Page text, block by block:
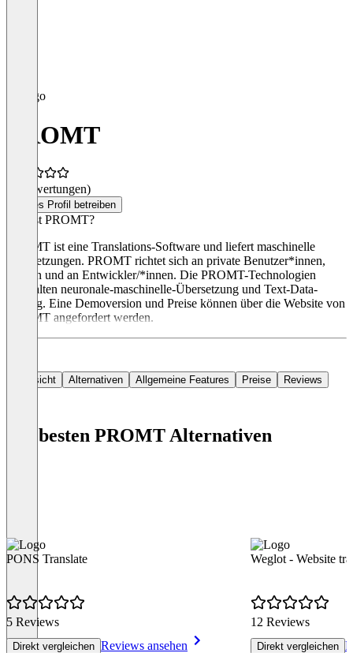
PROMT
(0 Bewertungen)
Dieses Profil betreiben
Was ist PROMT?
PROMT ist eine Translations-Software und liefert maschinelle
Übersetzungen. PROMT richtet sich an private Benutzer*innen,
Firmen und an Entwickler/*innen. Die PROMT-Technologien
beinhalten neuronale-maschinelle-Übersetzung und Text-Data-
Mining. Eine Demoversion und Preise können über die Website von
PROMT angefordert werden.
Übersicht Alternativen Allgemeine Features Preise Reviews
Die besten PROMT Alternativen
PONS Translate
5 Reviews
Direkt vergleichen Reviews ansehen
Weglot - Website
12 Reviews
Direkt vergleichen